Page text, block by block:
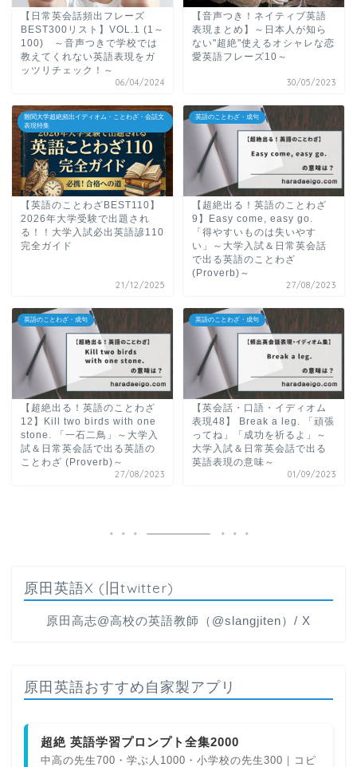
【日常英会話頻出フレーズ
BEST300リスト】VOL.1 (1～
100) ～音声つきで学校では
教えてくれない英語表現をガ
ッツリチェック！～
06/04/2024
【音声つき！ネイティブ英語
表現まとめ】～日本人が知ら
ない"超絶"使えるオシャレな恋
愛英語フレーズ10～
30/05/2023
難関大学超絶頻出イディオム・ことわざ・会話文
表現特集
【英語のことわざBEST110】
2026年大学受験で出題され
る！！大学入試必出英語諺110
完全ガイド
21/12/2025
英語のことわざ・成句
【超絶出る！英語のことわざ
9】Easy come, easy go.
「得やすいものは失いやす
い」～大学入試＆日常英会話
で出る英語のことわざ
(Proverb)～
27/08/2023
英語のことわざ・成句
【超絶出る！英語のことわざ
12】Kill two birds with one
stone. 「一石二鳥」～大学入
試＆日常英会話で出る英語の
ことわざ (Proverb)～
27/08/2023
英語のことわざ・成句
【英会話・口語・イディオム
表現48】 Break a leg. 「頑張
ってね」「成功を祈るよ」～
大学入試＆日常英会話で出る
英語表現の意味～
01/09/2023
原田英語X (旧twitter)
原田高志@高校の英語教師（@slangjiten）/ X
原田英語おすすめ自家製アプリ
超絶 英語学習プロンプト全集2000
中高の先生700・学ぶ人1000・小学校の先生300｜コピ